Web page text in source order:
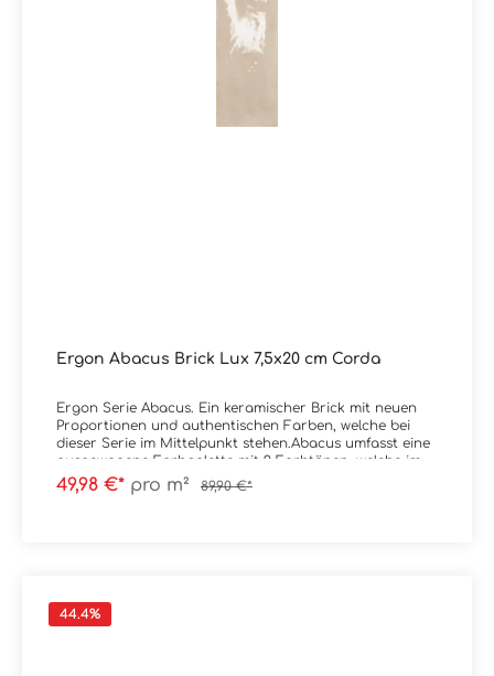
Ergon Abacus Brick Lux 7,5x20 cm Corda
Ergon Serie Abacus. Ein keramischer Brick mit neuen
Proportionen und authentischen Farben, welche bei
dieser Serie im Mittelpunkt stehen.Abacus umfasst eine
ausgewogene Farbpalette mit 9 Farbtönen, welche im
Spektrum von sehr kräftig bis natürlich liegen.
Erhältlich ist die Serie im Format 7,5x20
49,98 €* pro m² 89,90 €*
44.4%